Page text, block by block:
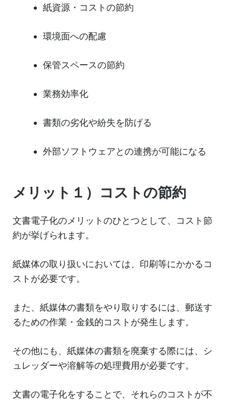
紙資源・コストの節約
環境面への配慮
保管スペースの節約
業務効率化
書類の劣化や紛失を防げる
外部ソフトウェアとの連携が可能になる
メリット１）コストの節約
文書電子化のメリットのひとつとして、コスト節
約が挙げられます。
紙媒体の取り扱いにおいては、印刷等にかかるコ
ストが必要です。
また、紙媒体の書類をやり取りするには、郵送す
るための作業・金銭的コストが発生します。
その他にも、紙媒体の書類を廃棄する際には、シ
ュレッダーや溶解等の処理費用が必要です。
文書の電子化をすることで、それらのコストが不